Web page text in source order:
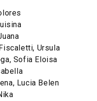
Ursula
Sofia Eloisa
Lucia Belen